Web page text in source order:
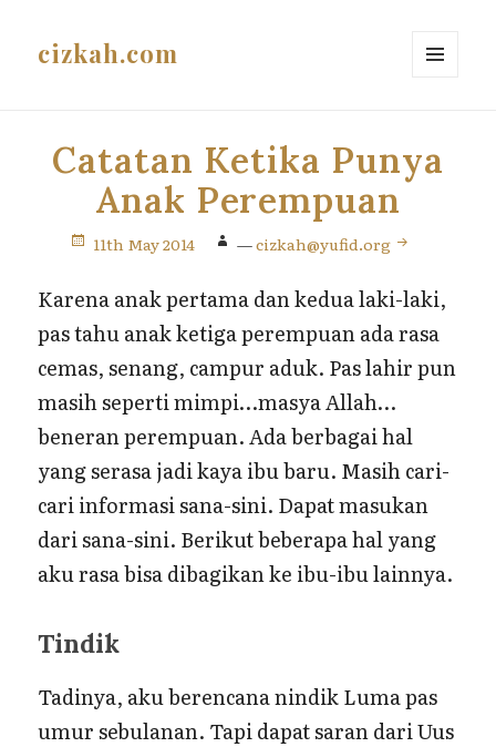
cizkah.com
Catatan Ketika Punya
Anak Perempuan
11th May 2014 —cizkah@yufid.org
Karena anak pertama dan kedua laki-laki,
pas tahu anak ketiga perempuan ada rasa
cemas, senang, campur aduk. Pas lahir pun
masih seperti mimpi…masya Allah…
beneran perempuan. Ada berbagai hal
yang serasa jadi kaya ibu baru. Masih cari-
cari informasi sana-sini. Dapat masukan
dari sana-sini. Berikut beberapa hal yang
aku rasa bisa dibagikan ke ibu-ibu lainnya.
Tindik
Tadinya, aku berencana nindik Luma pas
umur sebulanan. Tapi dapat saran dari Uus